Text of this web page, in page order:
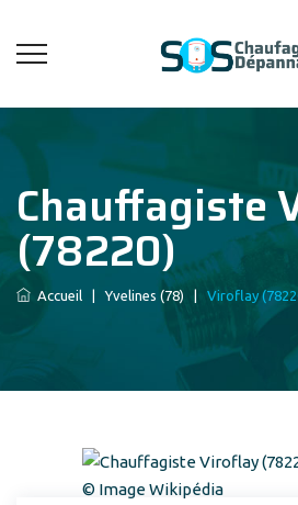
Chauffagiste
(78220)
Accueil Yvelines (78) Viroflay
© Image Wikipédia